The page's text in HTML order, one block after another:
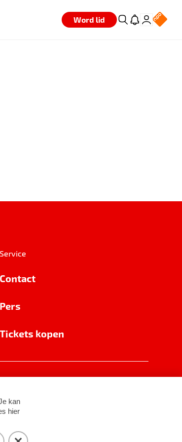
Word lid
Service
Contact
Pers
Tickets kopen